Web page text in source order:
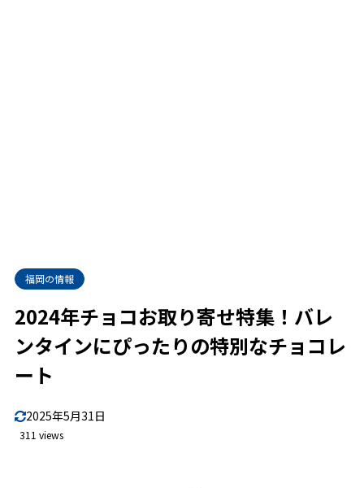
福岡の情報
2024年チョコお取り寄せ特集！バレ
ンタインにぴったりの特別なチョコレ
ート
2025年5月31日
311 views